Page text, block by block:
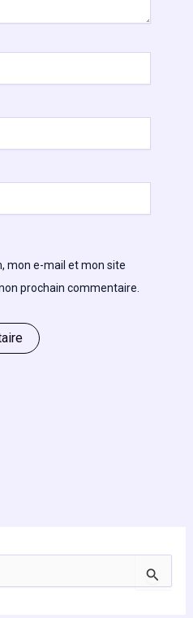
mon e-mail et mon site
prochain commentaire.